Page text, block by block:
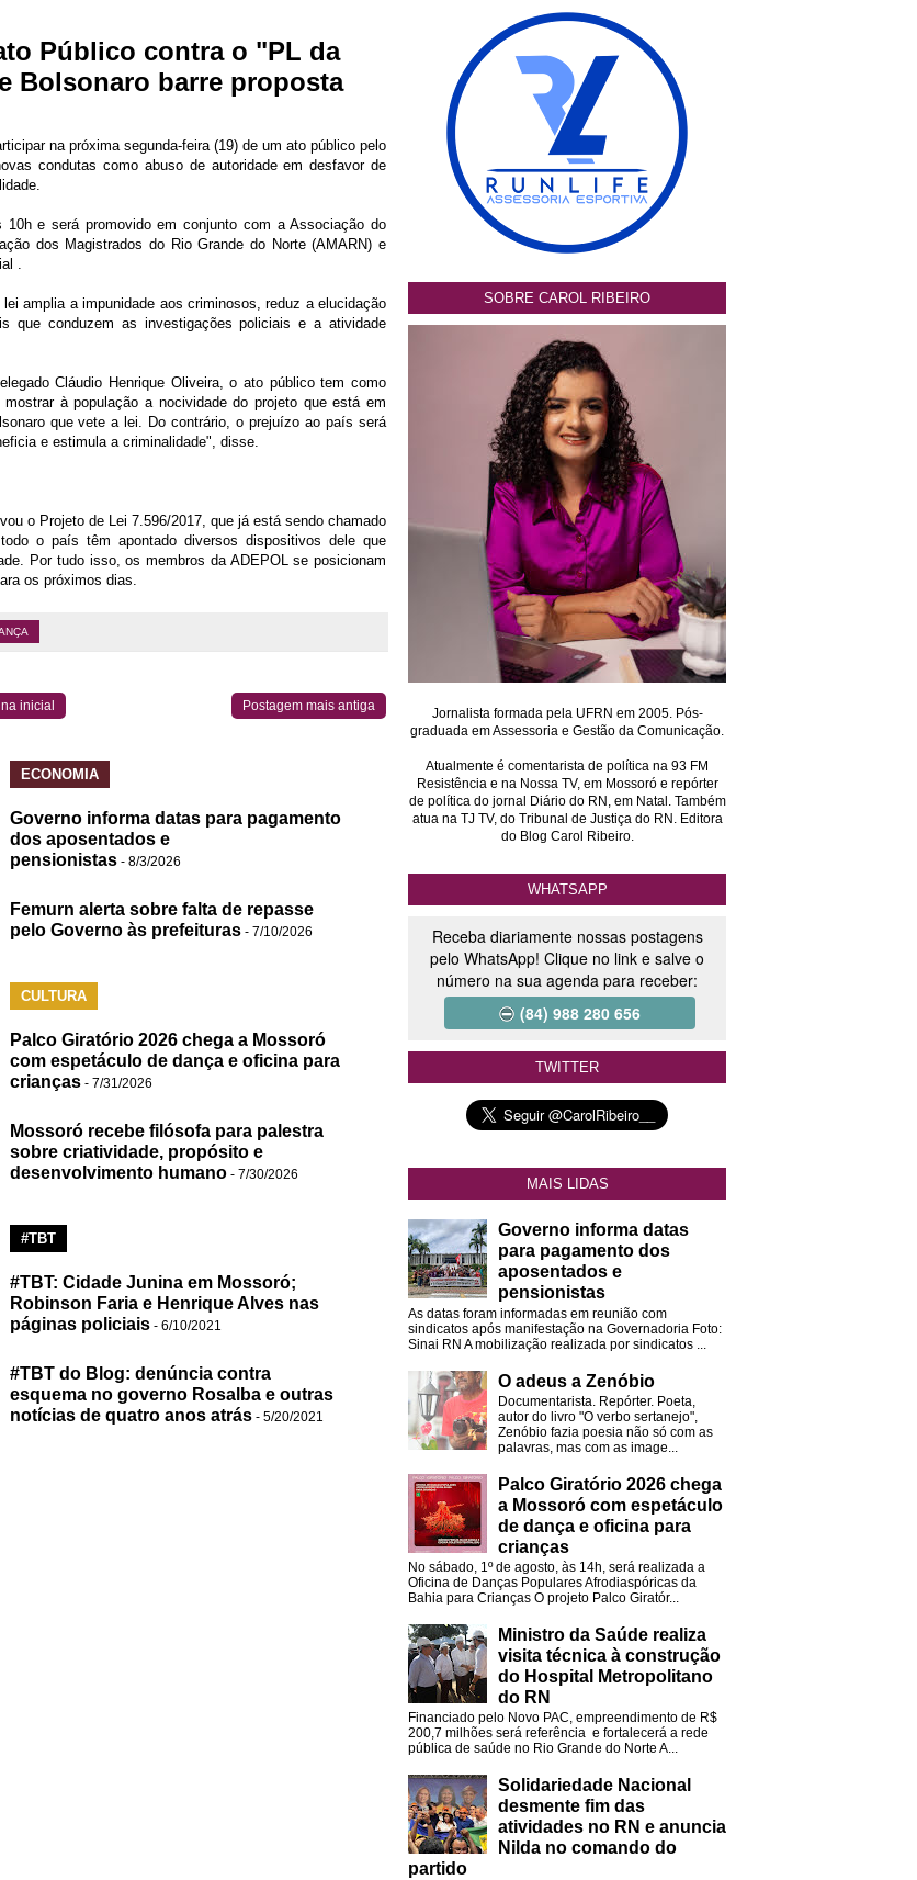
Público contra o "PL da
Bolsonaro barre proposta
na próxima segunda-feira (19) de um ato público pelo
condutas como abuso de autoridade em desfavor de
e será promovido em conjunto com a Associação do
dos Magistrados do Rio Grande do Norte (AMARN) e
.
amplia a impunidade aos criminosos, reduz a elucidação
que conduzem as investigações policiais e a atividade
Cláudio Henrique Oliveira, o ato público tem como
à população a nocividade do projeto que está em
que vete a lei. Do contrário, o prejuízo ao país será
e estimula a criminalidade", disse.
o Projeto de Lei 7.596/2017, que já está sendo chamado
o país têm apontado diversos dispositivos dele que
Por tudo isso, os membros da ADEPOL se posicionam
os próximos dias.
Postagem mais antiga
inicial
ECONOMIA
Governo informa datas para pagamento
dos aposentados e
pensionistas - 8/3/2026
Femurn alerta sobre falta de repasse
pelo Governo às prefeituras - 7/10/2026
CULTURA
Palco Giratório 2026 chega a Mossoró
com espetáculo de dança e oficina para
crianças - 7/31/2026
Mossoró recebe filósofa para palestra
sobre criatividade, propósito e
desenvolvimento humano - 7/30/2026
#TBT
#TBT: Cidade Junina em Mossoró;
Robinson Faria e Henrique Alves nas
páginas policiais - 6/10/2021
#TBT do Blog: denúncia contra
esquema no governo Rosalba e outras
notícias de quatro anos atrás - 5/20/2021
SOBRE CAROL RIBEIRO
Jornalista formada pela UFRN em 2005. Pós-
graduada em Assessoria e Gestão da Comunicação.
Atualmente é comentarista de política na 93 FM
Resistência e na Nossa TV, em Mossoró e repórter
de política do jornal Diário do RN, em Natal. Também
atua na TJ TV, do Tribunal de Justiça do RN. Editora
do Blog Carol Ribeiro.
WHATSAPP
Receba diariamente nossas postagens
pelo WhatsApp! Clique no link e salve o
número na sua agenda para receber:
(84) 988 280 656
TWITTER
MAIS LIDAS
Governo informa datas
para pagamento dos
aposentados e
pensionistas
As datas foram informadas em reunião com
sindicatos após manifestação na Governadoria Foto:
Sinai RN A mobilização realizada por sindicatos ...
O adeus a Zenóbio
Documentarista. Repórter. Poeta,
autor do livro "O verbo sertanejo",
Zenóbio fazia poesia não só com as
palavras, mas com as image...
Palco Giratório 2026 chega
a Mossoró com espetáculo
de dança e oficina para
crianças
No sábado, 1º de agosto, às 14h, será realizada a
Oficina de Danças Populares Afrodiaspóricas da
Bahia para Crianças O projeto Palco Giratór...
Ministro da Saúde realiza
visita técnica à construção
do Hospital Metropolitano
do RN
Financiado pelo Novo PAC, empreendimento de R$
200,7 milhões será referência e fortalecerá a rede
pública de saúde no Rio Grande do Norte A...
Solidariedade Nacional
desmente fim das
atividades no RN e anuncia
Nilda no comando do
partido